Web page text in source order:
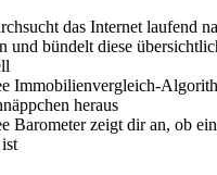
das Internet laufend
und bündelt diese
Immobilienvergleich-
heraus
Barometer zeigt dir an, ob